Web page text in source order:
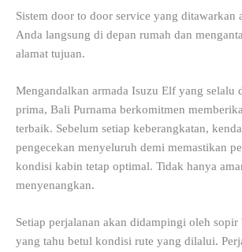
Sistem door to door service yang ditawarkan
Anda langsung di depan rumah dan
alamat tujuan.
Mengandalkan armada Isuzu Elf yang selalu
prima, Bali Purnama berkomitmen
terbaik. Sebelum setiap keberangkatan,
pengecekan menyeluruh demi memastikan
kondisi kabin tetap optimal. Tidak hanya
menyenangkan.
Setiap perjalanan akan didampingi oleh sopir
yang tahu betul kondisi rute yang dilalui.